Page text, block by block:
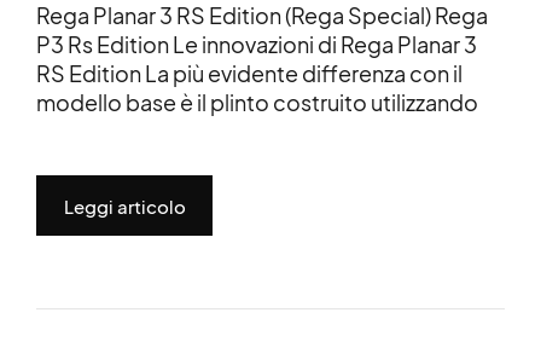
Rega Planar 3 RS Edition (Rega Special) Rega
P3 Rs Edition Le innovazioni di Rega Planar 3
RS Edition La più evidente differenza con il
modello base è il plinto costruito utilizzando
Leggi articolo